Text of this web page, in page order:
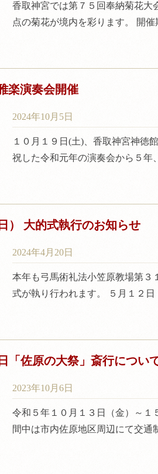
香取神宮では第７５回奉納菊花大
点の菊花が境内を彩ります。 開
楽演奏会開催
2024年10月5日
１０月１９日(土)、香取神宮神徳
祝した令和元年の演奏会から５
） 大的式執行のお知らせ
2024年4月20日
本年も弓馬術礼法小笠原教場第３
式が執り行われます。 ５月１２
「佐原の大祭」斎行につい
2023年10月6日
令和５年１０月１３日（金）～
間中は市内佐原地区周辺にて交